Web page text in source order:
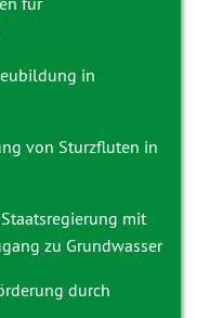
in
von Sturzfluten in
mit
zu Grundwasser
durch